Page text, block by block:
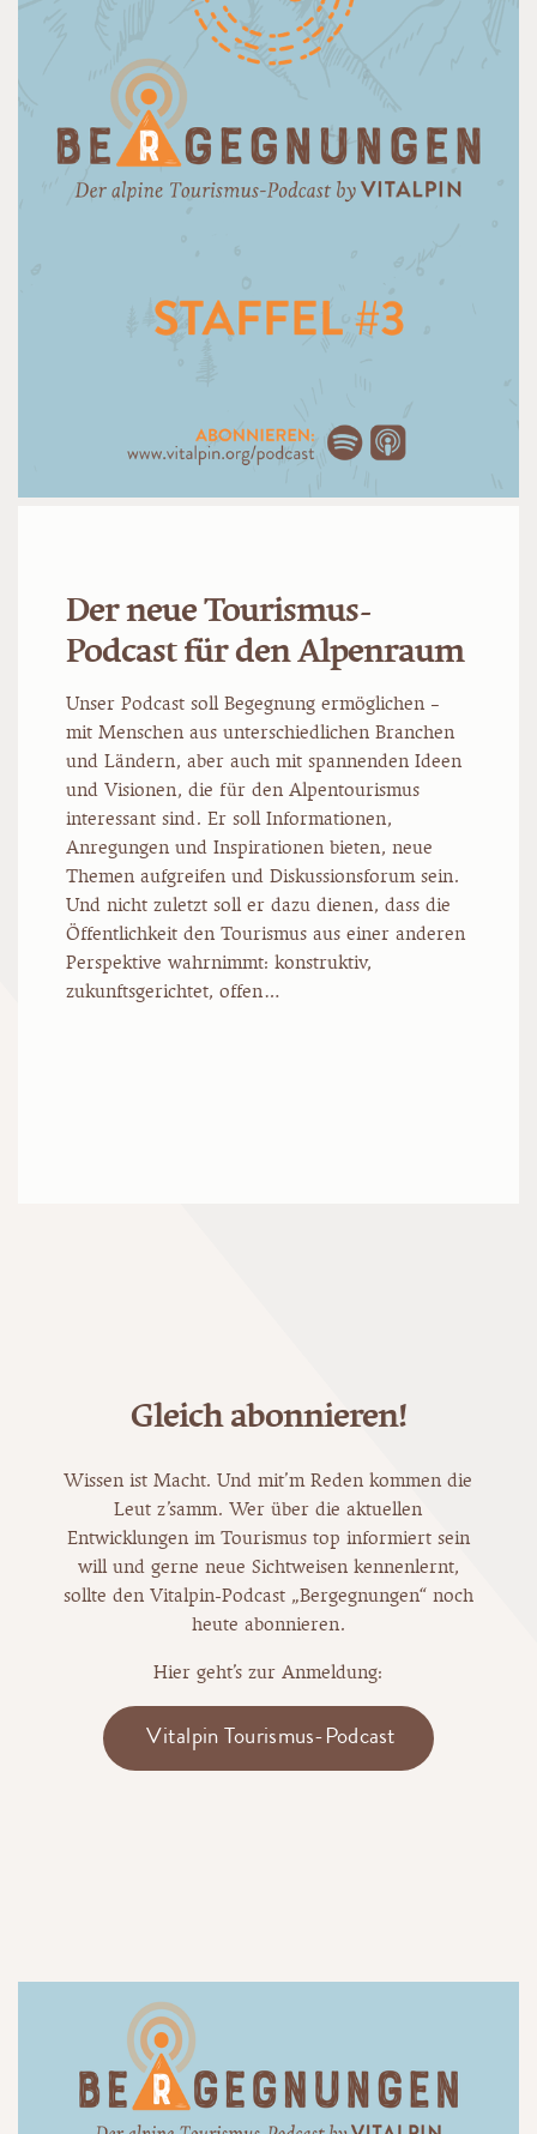
Der neue Tourismus-
Podcast für den Alpenraum
Unser Podcast soll Begegnung ermöglichen –
mit Menschen aus unterschiedlichen Branchen
und Ländern, aber auch mit spannenden Ideen
und Visionen, die für den Alpentourismus
interessant sind. Er soll Informationen,
Anregungen und Inspirationen bieten, neue
Themen aufgreifen und Diskussionsforum sein.
Und nicht zuletzt soll er dazu dienen, dass die
Öffentlichkeit den Tourismus aus einer anderen
Perspektive wahrnimmt: konstruktiv,
zukunftsgerichtet, offen…
Gleich abonnieren!
Wissen ist Macht. Und mit’m Reden kommen die
Leut z’samm. Wer über die aktuellen
Entwicklungen im Tourismus top informiert sein
will und gerne neue Sichtweisen kennenlernt,
sollte den Vitalpin-Podcast „Bergegnungen“ noch
heute abonnieren.
Hier geht’s zur Anmeldung:
Vitalpin Tourismus-Podcast